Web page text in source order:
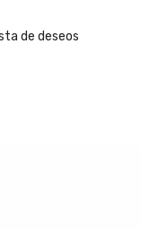
de deseos